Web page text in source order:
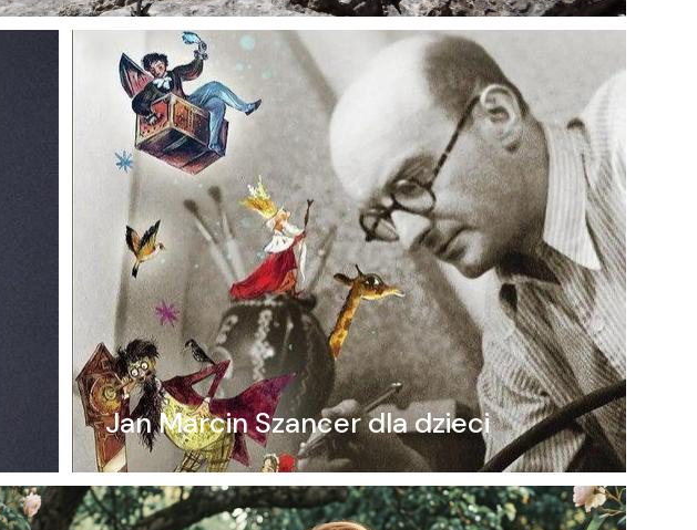
Jan Marcin Szancer dla dzieci